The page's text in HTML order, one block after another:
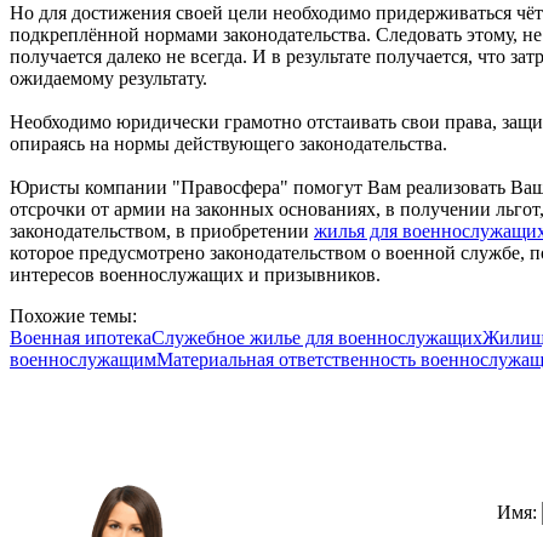
Но для достижения своей цели необходимо придерживаться
подкреплённой нормами законодательства. Следовать этому,
получается далеко не всегда. И в результате получается, что
ожидаемому результату.
Необходимо юридически грамотно отстаивать свои права,
опираясь на нормы действующего законодательства.
Юристы компании "Правосфера" помогут Вам реализовать
отсрочки от армии на законных основаниях, в получении
законодательством, в приобретении жилья для
которое предусмотрено законодательством о военной службе,
интересов военнослужащих и призывников.
Похожие темы:
Военная ипотекаСлужебное жилье для военнослужащих
военнослужащимМатериальная ответственность
Имя: